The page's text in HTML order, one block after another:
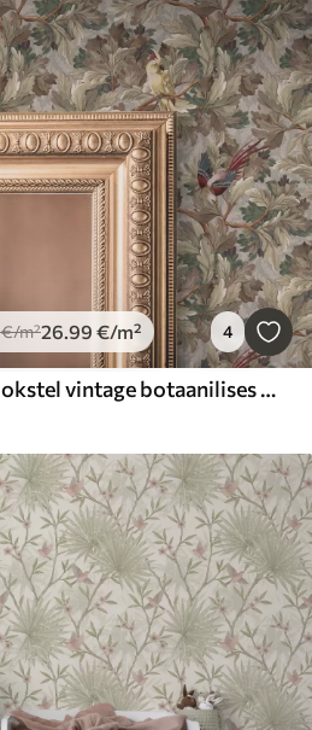
€/m²26.99 €/m² 4
Linnud okstel vintage botaanilises stiilis